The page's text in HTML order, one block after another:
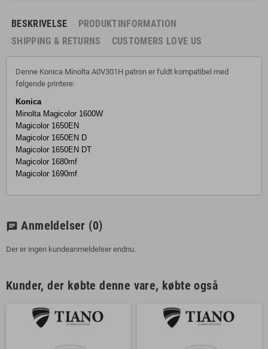
BESKRIVELSE
PRODUKTINFORMATION
SHIPPING & RETURNS
CUSTOMERS LOVE US
Denne Konica Minolta A0V301H patron er fuldt kompatibel med
følgende printere:
Konica
Minolta Magicolor 1600W
Magicolor 1650EN
Magicolor 1650EN D
Magicolor 1650EN DT
Magicolor 1680mf
Magicolor 1690mf
chat Anmeldelser (0)
Der er ingen kundeanmeldelser endnu.
Kunder, der købte denne vare, købte også